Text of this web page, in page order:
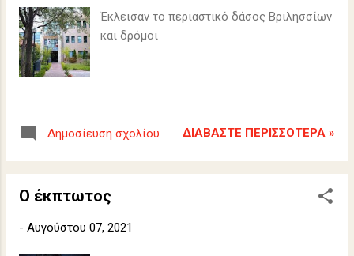
Έκλεισαν το περιαστικό δάσος Βριλησσίων
και δρόμοι
Δημοσίευση σχολίου ΔΙΑΒΆΣΤΕ ΠΕΡΙΣΣΌΤΕΡΑ »
Ο έκπτωτος
- Αυγούστου 07, 2021